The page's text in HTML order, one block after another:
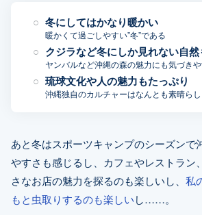
冬にしてはかなり暖かい
暖かくて過ごしやすい”冬”である
クジラなど冬にしか見れない自然
ヤンバルなど沖縄の森の魅力にも気づき
琉球文化や人の魅力もたっぷり
沖縄独自のカルチャーはなんとも素晴らし
あと冬はスポーツキャンプのシーズンで
やすさも感じるし、カフェやレストラン
さなお店の魅力を探るのも楽しいし、 私
もと虫取りするのも楽しいし……。